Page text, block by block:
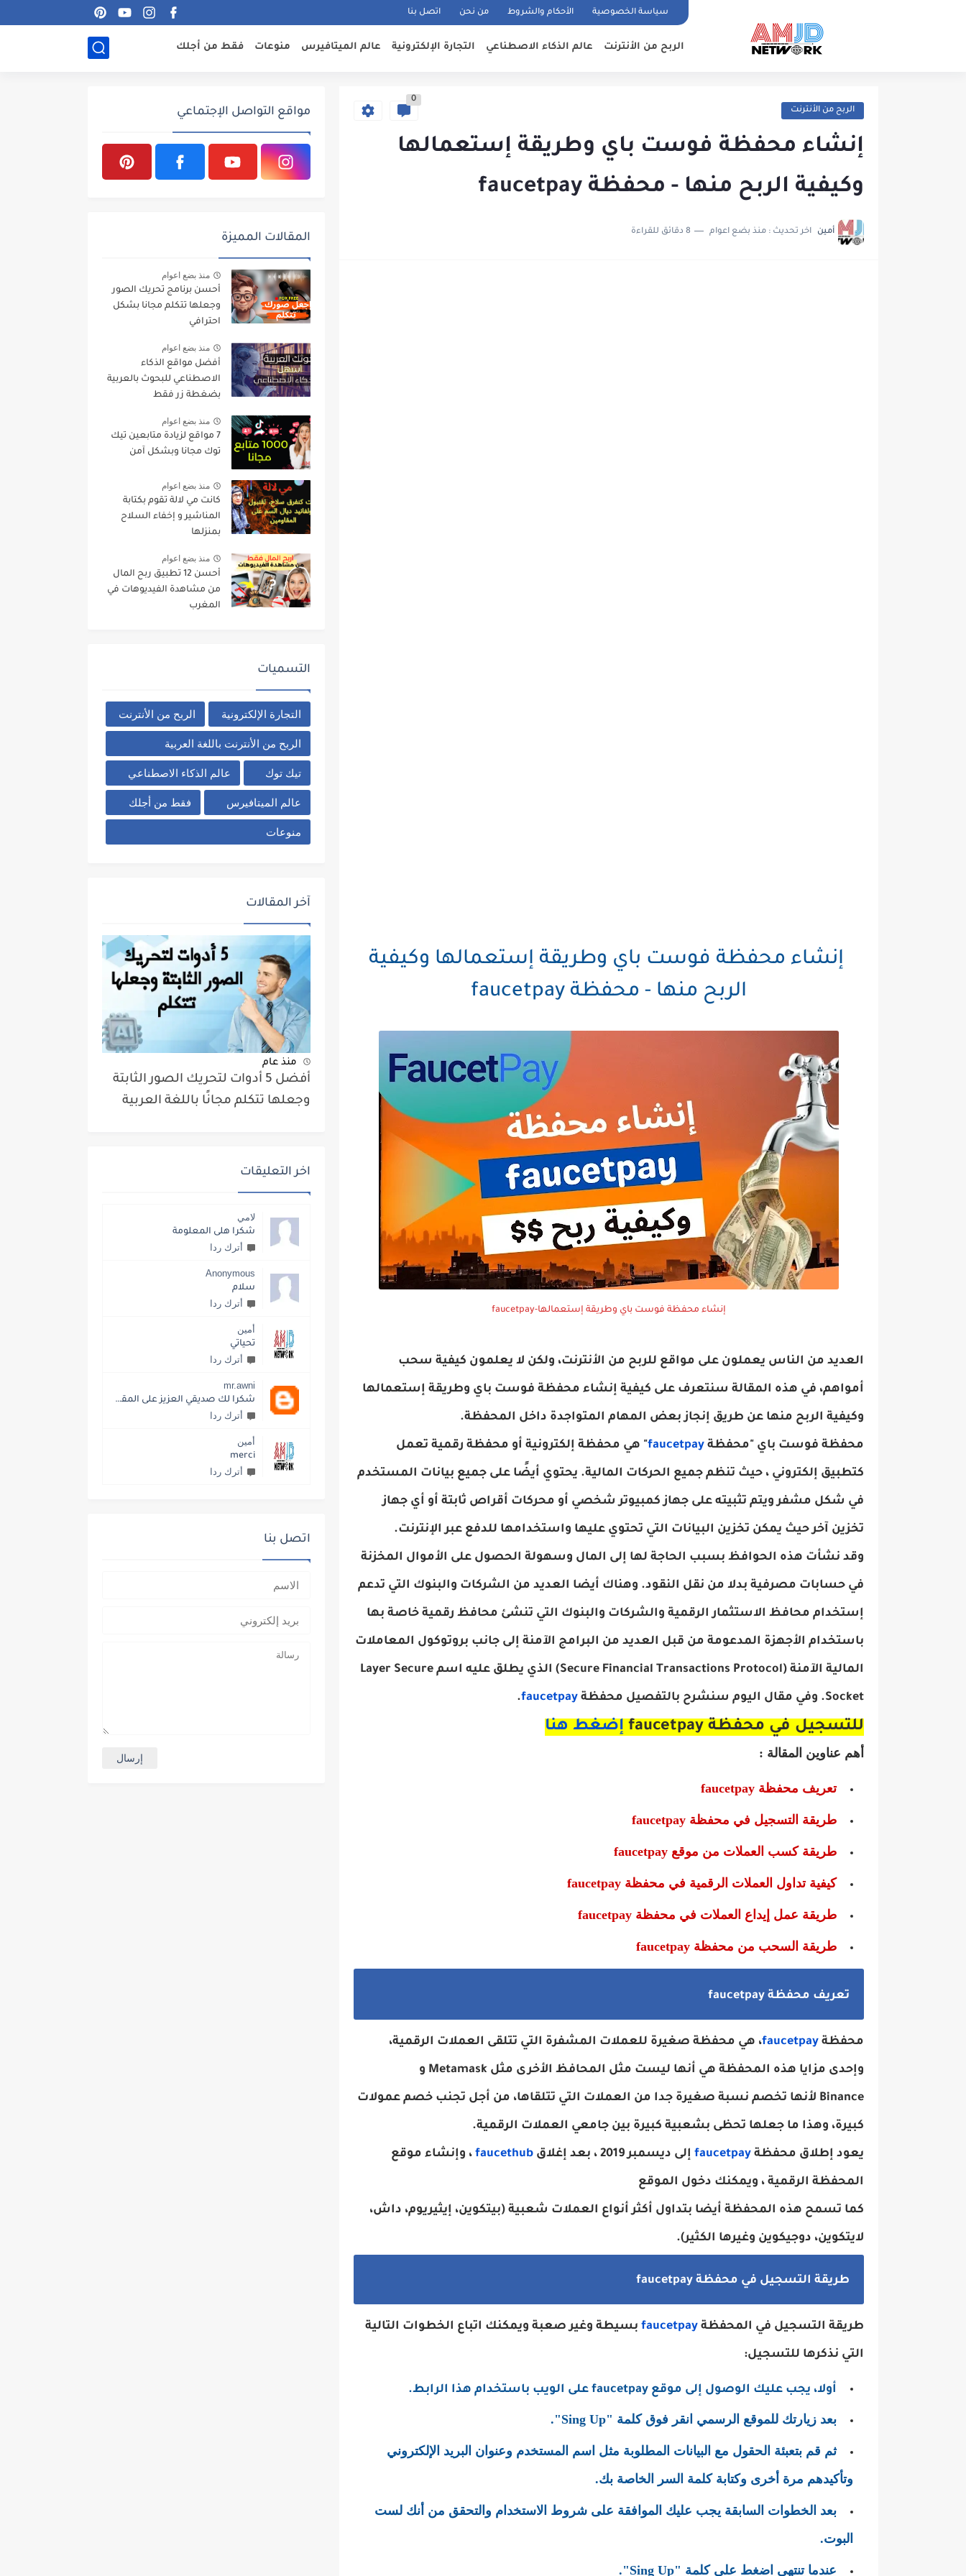
سياسة الخصوصية الأحكام والشروط من نحن اتصل بنا
الربح من الأنترنت عالم الذكاء الاصطناعي التجارة الإلكترونية عالم الميتافيرس منوعات فقط من أجلك
الربح من الأنترنت
0
إنشاء محفظة فوست باي وطريقة إستعمالها
وكيفية الربح منها - محفظة faucetpay
أمين اخر تحديث : منذ بضع اعوام 8 دقائق للقراءة
إنشاء محفظة فوست باي وطريقة إستعمالها وكيفية
الربح منها - محفظة faucetpay
إنشاء محفظة فوست باي وطريقة إستعمالها-faucetpay
العديد من الناس يعملون على مواقع للربح من الأنترنت، ولكن لا يعلمون كيفية سحب
أمواهم، في هذه المقالة سنتعرف على كيفية إنشاء محفظة فوست باي وطريقة إستعمالها
وكيفية الربح منها عن طريق إنجاز بعض المهام المتواجدة داخل المحفظة.
محفظة فوست باي "محفظة faucetpay " هي محفظة إلكترونية أو محفظة رقمية تعمل
كتطبيق إلكتروني ، حيث تنظم جميع الحركات المالية. يحتوي أيضًا على جميع بيانات المستخدم
في شكل مشفر ويتم تثبيته على جهاز كمبيوتر شخصي أو محركات أقراص ثابتة أو أي جهاز
تخزين آخر حيث يمكن تخزين البيانات التي تحتوي عليها واستخدامها للدفع عبر الإنترنت.
وقد نشأت هذه الحوافظ بسبب الحاجة لها إلى المال وسهولة الحصول على الأموال المخزنة
في حسابات مصرفية بدلا من نقل النقود. وهناك أيضا العديد من الشركات والبنوك التي تدعم
إستخدام محافظ الاستثمار الرقمية والشركات والبنوك التي تنشئ محافظ رقمية خاصة بها
باستخدام الأجهزة المدعومة من قبل العديد من البرامج الآمنة إلى جانب بروتوكول المعاملات
المالية الآمنة (Secure Financial Transactions Protocol) الذي يطلق عليه اسم Layer Secure
Socket. وفي مقال اليوم سنشرح بالتفصيل محفظة faucetpay
.
للتسجيل في محفظة faucetpay إضغط هنا
أهم عناوين المقالة :
تعريف محفظة faucetpay
طريقة التسجيل في محفظة faucetpay
طريقة كسب العملات من موقع faucetpay
كيفية تداول العملات الرقمية في محفظة faucetpay
طريقة عمل إيداع العملات في محفظة faucetpay
طريقة السحب من محفظة faucetpay
تعريف محفظة faucetpay
محفظة faucetpay، هي محفظة صغيرة للعملات المشفرة التي تتلقى العملات الرقمية،
وإحدى مزايا هذه المحفظة هي أنها ليست مثل المحافظ الأخرى مثل Metamask و
Binance لأنها تخصم نسبة صغيرة جدا من العملات التي تتلقاها، من أجل تجنب خصم عمولات
كبيرة، وهذا ما جعلها تحظى بشعبية كبيرة بين جامعي العملات الرقمية.
يعود إطلاق محفظة faucetpay إلى ديسمبر 2019 ، بعد إغلاق faucethub ، وإنشاء موقع
المحفظة الرقمية ، ويمكنك دخول الموقع
كما تسمح هذه المحفظة أيضا بتداول أكثر أنواع العملات شعبية (بيتكوين، إيثيريوم، داش،
لايتكوين، دوجيكوين وغيرها الكثير).
طريقة التسجيل في محفظة faucetpay
طريقة التسجيل في المحفظة faucetpay بسيطة وغير صعبة ويمكنك اتباع الخطوات التالية
التي نذكرها للتسجيل:
أولا، يجب عليك الوصول إلى موقع faucetpay على الويب باستخدام هذا الرابط.
بعد زيارتك للموقع الرسمي انقر فوق كلمة "Sing Up".
ثم قم بتعبئة الحقول مع البيانات المطلوبة مثل اسم المستخدم وعنوان البريد الإلكتروني
وتأكيدهم مرة أخرى وكتابة كلمة السر الخاصة بك.
بعد الخطوات السابقة يجب عليك الموافقة على شروط الاستخدام والتحقق من أنك لست
البوت.
عندما تنتهي اضغط على كلمة "Sing Up
".
مواقع التواصل الإجتماعي
المقالات المميزة
منذ بضع اعوام
أحسن برنامج تحريك الصور
وجعلها تتكلم مجانا بشكل
احترافي
منذ بضع اعوام
أفضل مواقع الذكاء
الاصطناعي للبحوث بالعربية
بضغطة زر فقط
منذ بضع اعوام
7 مواقع لزيادة متابعين تيك
توك مجانا وبشكل آمن
منذ بضع اعوام
كانت مي لالة تقوم بكتابة
المناشير و إخفاء السلاح
بمنزلها
منذ بضع اعوام
أحسن 12 تطبيق ربح المال
من مشاهدة الفيديوهات في
المغرب
التسميات
التجارة الإلكترونية الربح من الأنترنت
الربح من الأنترنت باللغة العربية
تيك توك عالم الذكاء الاصطناعي
عالم الميتافيرس فقط من أجلك
منوعات
آخر المقالات
منذ عام
أفضل 5 أدوات لتحريك الصور الثابتة
وجعلها تتكلم مجانًا باللغة العربية
اخر التعليقات
لامي
شكرا هلى المعلومة
أترك ردا
Anonymous
سلام
أترك ردا
أمين
تحياتي
أترك ردا
mr.awni
شكرا لك صديقي العزيز على المقال الجميل والمفيد زيادة في زيادة المتابعين وهذا أفضل
أترك ردا
أمين
merci
أترك ردا
اتصل بنا